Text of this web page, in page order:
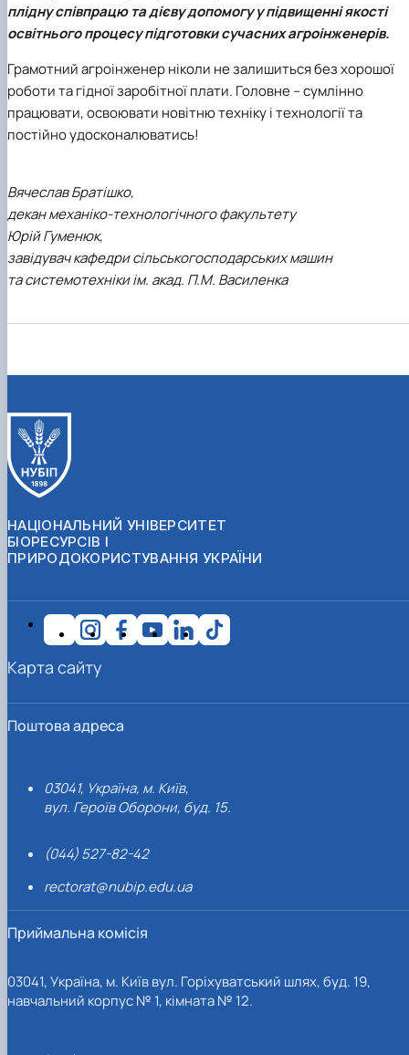
плідну співпрацю та дієву допомогу у підвищенні якості
освітнього процесу підготовки сучасних агроінженерів.
Грамотний агроінженер ніколи не залишиться без хорошої
роботи та гідної заробітної плати. Головне – сумлінно
працювати, освоювати новітню техніку і технології та
постійно удосконалюватись!
Вячеслав Братішко,
декан механіко-технологічного факультету
Юрій Гуменюк,
завідувач кафедри сільськогосподарських машин
та системотехніки ім. акад. П.М. Василенка
НАЦІОНАЛЬНИЙ УНІВЕРСИТЕТ
БІОРЕСУРСІВ І
ПРИРОДОКОРИСТУВАННЯ УКРАЇНИ
Поштова адреса
03041, Україна, м. Київ,
вул. Героїв Оборони, буд. 15.
(044) 527-82-42
rectorat@nubip.edu.ua
Приймальна комісія
03041, Україна, м. Київ вул. Горіхуватський шлях, буд. 19,
навчальний корпус № 1, кімната № 12.
Карта сайту